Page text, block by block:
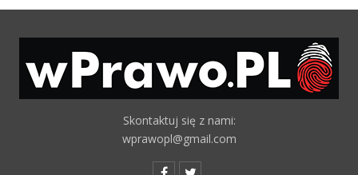
Skontaktuj się z nami:
wprawopl@gmail.com